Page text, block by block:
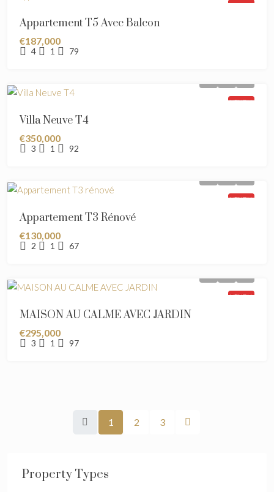
VENDU
Appartement T5 Avec Balcon
€187,000
4 1 79
VENDU
Villa Neuve T4
€350,000
3 1 92
VENDU
Appartement T3 Rénové
€130,000
2 1 67
VENDU
MAISON AU CALME AVEC JARDIN
€295,000
3 1 97
1 2 3
Property Types